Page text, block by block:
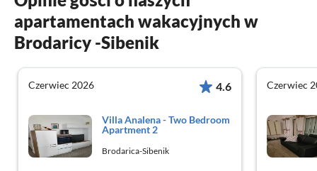
apartamentach wakacyjnych w
Brodaricy -Sibenik
Czerwiec 2026 4.6
Villa Analena - Two Bedroom
Apartment 2
Brodarica-Sibenik
Czerwiec